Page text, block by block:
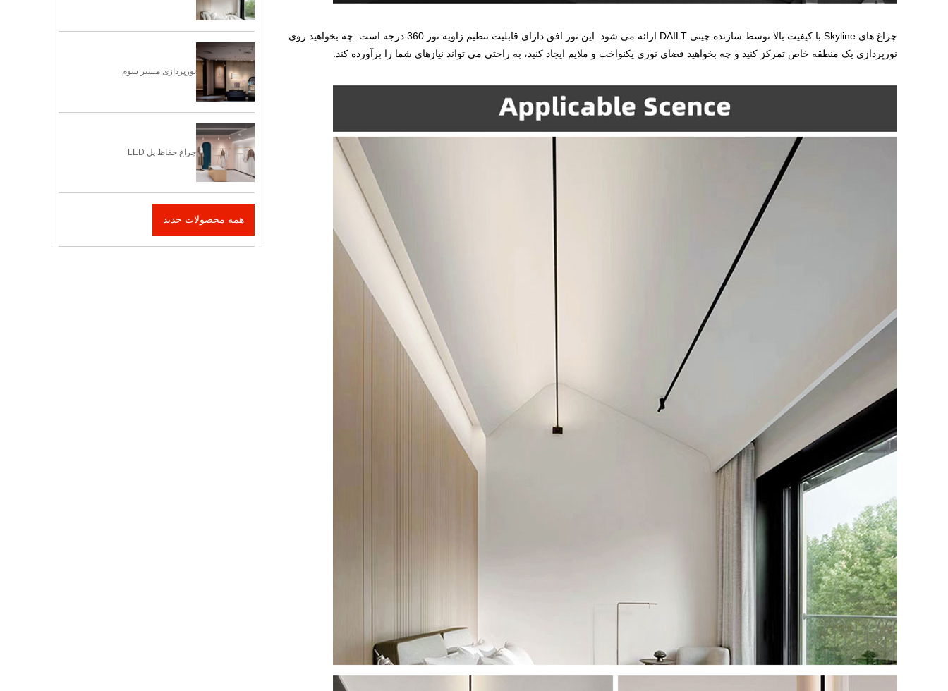
نورپردازی مسیر سوم
چراغ حفاظ پل LED
همه محصولات جدید
چراغ های Skyline با کیفیت بالا توسط سازنده چینی DAILT ارائه می شود. این نور افق دارای قابلیت تنظیم زاویه نور 360 درجه است. چه بخواهید روی
نورپردازی یک منطقه خاص تمرکز کنید و چه بخواهید فضای نوری یکنواخت و ملایم ایجاد کنید، به راحتی می تواند نیازهای شما را برآورده کند.